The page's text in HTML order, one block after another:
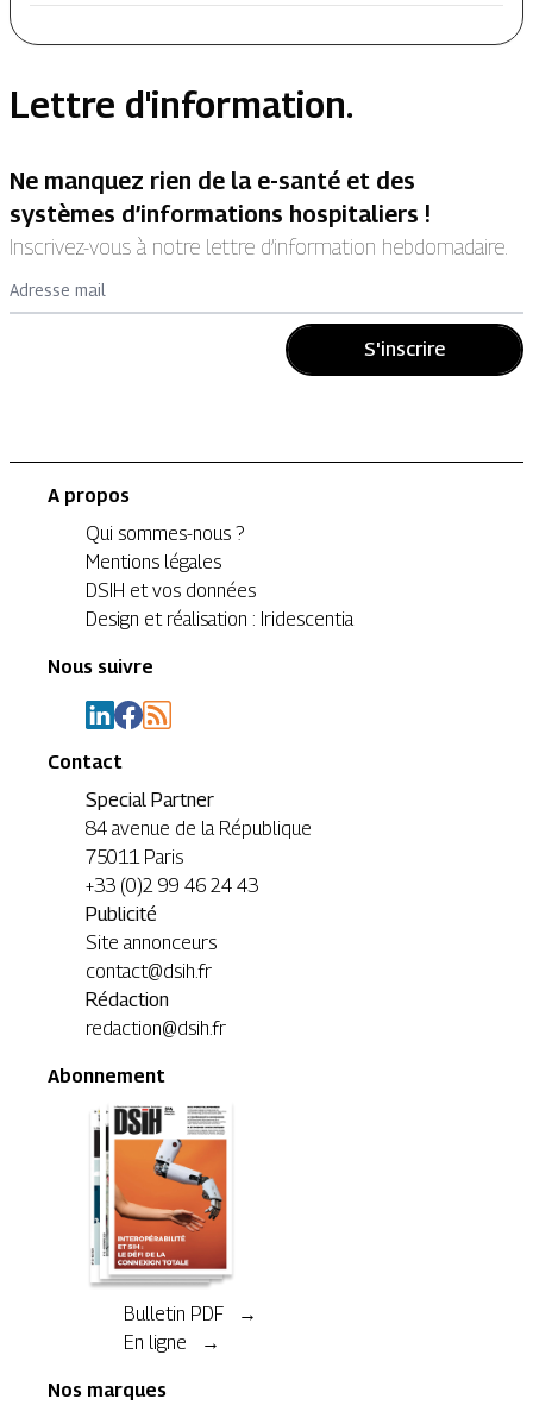
Lettre d'information.
Ne manquez rien de la e-santé et des
systèmes d’informations hospitaliers !
Inscrivez-vous à notre lettre d’information hebdomadaire.
Adresse mail
S'inscrire
A propos
Qui sommes-nous ?
Mentions légales
DSIH et vos données
Design et réalisation : Iridescentia
Nous suivre
Contact
Special Partner
84 avenue de la République
75011 Paris
+33 (0)2 99 46 24 43
Publicité
Site annonceurs
contact@dsih.fr
Rédaction
redaction@dsih.fr
Abonnement
Bulletin PDF →
En ligne →
Nos marques